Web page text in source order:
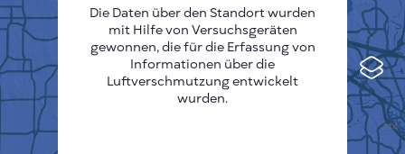
Sensoren
Heatmap zur Verschmutzung
Česky
Deutsch
Español
Die Daten über den Standort wurden
mit Hilfe von Versuchsgeräten
gewonnen, die für die Erfassung von
Informationen über die
Luftverschmutzung entwickelt
wurden.